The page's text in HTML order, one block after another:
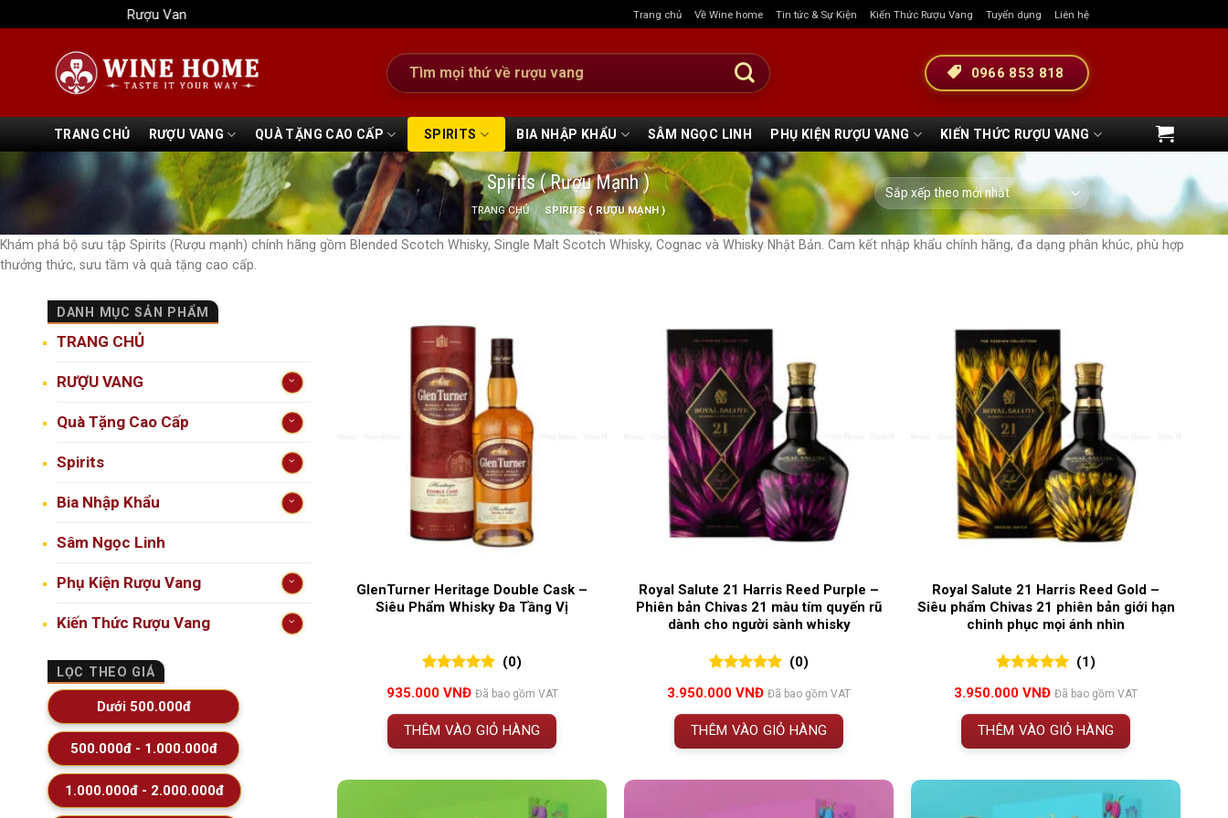
qua
Rượu Vang Wine Home Trang chủ Về Wine home Tin tức & Sự Kiện Kiến Thức Rượu Vang Tuyển dụng Liên hệ
Tìm
kiếm:
0966 853 818
TRANG CHỦ RƯỢU VANG QUÀ TẶNG CAO CẤP SPIRITS BIA NHẬP KHẨU SÂM NGỌC LINH PHỤ KIỆN RƯỢU VANG KIẾN THỨC RƯỢU VANG
Spirits ( Rượu Mạnh )
TRANG CHỦ / SPIRITS ( RƯỢU MẠNH )
Khám phá bộ sưu tập Spirits (Rượu mạnh) chính hãng gồm Blended Scotch Whisky, Single Malt Scotch Whisky, Cognac và Whisky Nhật Bản. Cam kết nhập khẩu chính hãng, đa dạng phân khúc, phù hợp
thưởng thức, sưu tầm và quà tặng cao cấp.
DANH MỤC SẢN PHẨM
TRANG CHỦ
RƯỢU VANG
Quà Tặng Cao Cấp
Spirits
Bia Nhập Khẩu
Sâm Ngọc Linh
Phụ Kiện Rượu Vang
Kiến Thức Rượu Vang
LỌC THEO GIÁ
Dưới 500.000đ
500.000đ - 1.000.000đ
1.000.000đ - 2.000.000đ
GlenTurner Heritage Double Cask –
Siêu Phẩm Whisky Đa Tầng Vị
đánh giá
(0)
935.000 VNĐ Đã bao gồm VAT
THÊM VÀO GIỎ HÀNG
Royal Salute 21 Harris Reed Purple –
Phiên bản Chivas 21 màu tím quyến rũ
dành cho người sành whisky
đánh giá
(0)
3.950.000VNĐ Đã bao gồm VAT
THÊM VÀO GIỎ HÀNG
Royal Salute 21 Harris Reed Gold –
Siêu phẩm Chivas 21 phiên bản giới hạn
chinh phục mọi ánh nhìn
đánh giá
(1)
3.950.000VNĐ Đã bao gồm VAT
THÊM VÀO GIỎ HÀNG